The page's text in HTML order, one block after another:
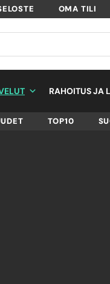
OMA TILI
RAHOITUS JA
TOP10